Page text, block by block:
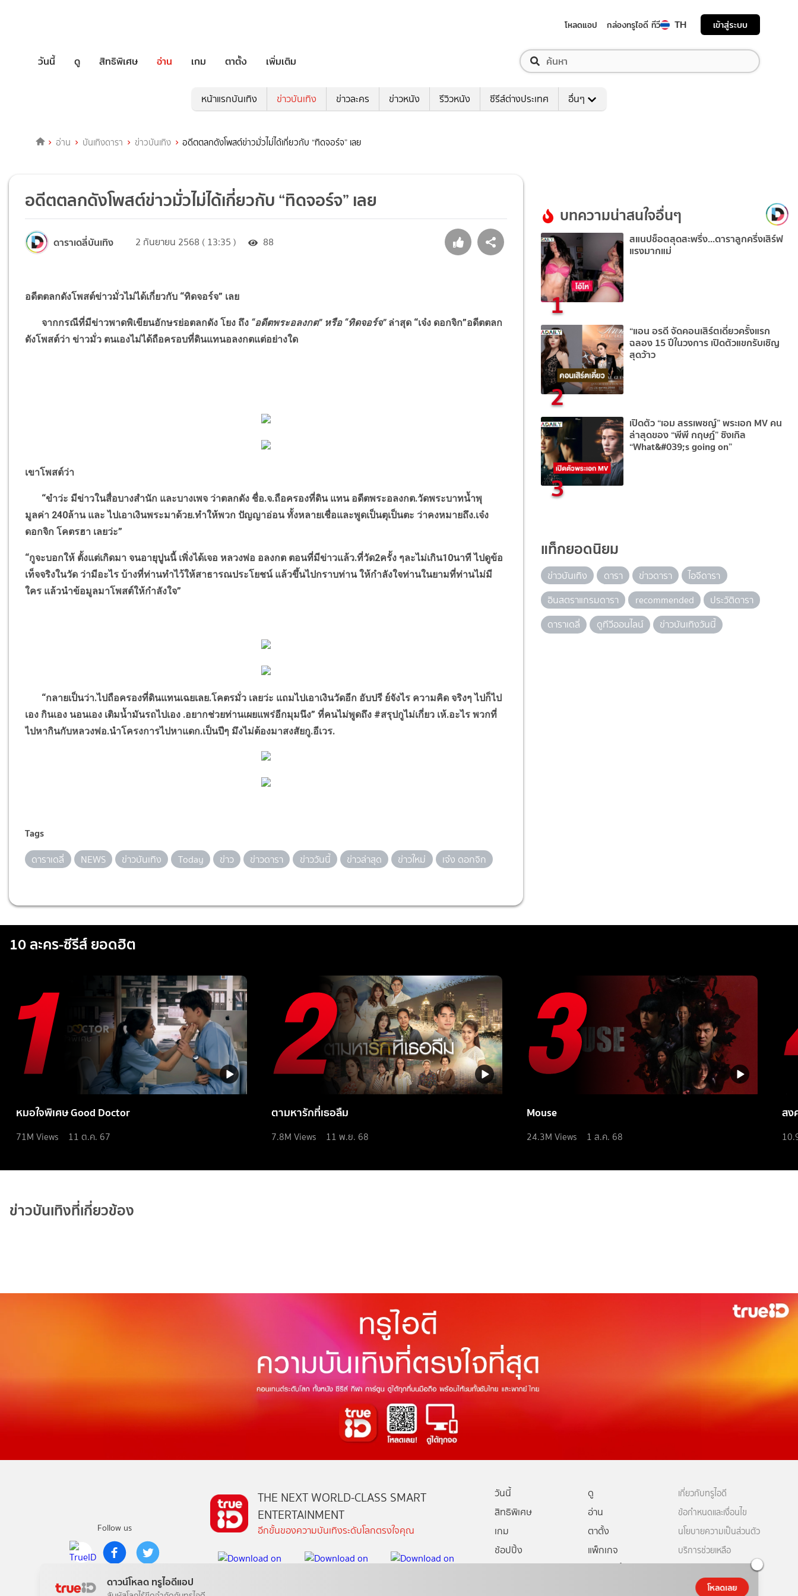
โหลดแอป กล่องทรูไอดี ทีวี TH เข้าสู่ระบบ
วันนี้ ดู สิทธิพิเศษ อ่าน เกม ตาตั้ง เพิ่มเติม
หน้าแรกบันเทิง ข่าวบันเทิง ข่าวละคร ข่าวหนัง รีวิวหนัง ซีรีส์ต่างประเทศ อื่นๆ
อ่าน บันเทิงดารา ข่าวบันเทิง อดีตตลกดังโพสต์ข่าวมั่วไม่ได้เกี่ยวกับ “ทิดจอร์จ” เลย
อดีตตลกดังโพสต์ข่าวมั่วไม่ได้เกี่ยวกับ “ทิดจอร์จ” เลย
ดาราเดลี่บันเทิง 2 กันยายน 2568 ( 13:35 ) 88
อดีตตลกดังโพสต์ข่าวมั่วไม่ได้เกี่ยวกับ “ทิดจอร์จ” เลย
จากกรณีที่มีข่าวพาดพิเขียนอักษรย่อตลกดัง โยง ถึง “อดีตพระอลงกต” หรือ “ทิดจอร์จ” ล่าสุด “เจ๋ง ดอกจิก”อดีตตลก
ดังโพสต์ว่า ข่าวมั่ว ตนเองไม่ได้ถือครอบที่ดินแทนอลงกตแต่อย่างใด
เขาโพสต์ว่า
“ขำว่ะ มีข่าวในสื่อบางสำนัก และบางเพจ ว่าตลกดัง ชื่อ.จ.ถือครองที่ดิน แทน อดีตพระอลงกต.วัดพระบาทน้ำพุ
มูลค่า 240ล้าน และ ไปเอาเงินพระมาด้วย.ทำให้พวก ปัญญาอ่อน ทั้งหลายเชื่อและพูดเป็นตุเป็นตะ ว่าคงหมายถึง.เจ๋ง
ดอกจิก โคตรฮา เลยว่ะ”
“กูจะบอกให้ ตั้งแต่เกิดมา จนอายุปูนนี้ เพิ่งได้เจอ หลวงพ่อ อลงกต ตอนที่มีข่าวแล้ว.ที่วัด2ครั้ง ๆละไม่เกิน10นาที ไปดูข้อ
เท็จจริงในวัด ว่ามีอะไร บ้างที่ท่านทำไว้ให้สาธารณประโยชน์ แล้วขึ้นไปกราบท่าน ให้กำลังใจท่านในยามที่ท่านไม่มี
ใคร แล้วนำข้อมูลมาโพสต์ให้กำลังใจ”
“กลายเป็นว่า.ไปถือครองที่ดินแทนเฉยเลย.โคตรมั่ว เลยว่ะ แถมไปเอาเงินวัดอีก อับปรี ย์จังไร ความคิด จริงๆ ไปก็ไป
เอง กินเอง นอนเอง เติมน้ำมันรถไปเอง .อยากช่วยท่านเผยแพร่อีกมุมนึง”ที่คนไม่พูดถึง #สรุปกูไม่เกี่ยว เห้.อะไร พวกที่
ไปหากินกับหลวงพ่อ.นำโครงการไปหาแดก.เป็นปีๆ มึงไม่ต้องมาสงสัยกู.อีเวร.
Tags
ดาราเดลี่ NEWS ข่าวบันเทิง Today ข่าว ข่าวดารา ข่าววันนี้ ข่าวล่าสุด ข่าวใหม่ เจ๋ง ดอกจิก
บทความน่าสนใจอื่นๆ
1
สแนปช็อตสุดสะพรึ่ง...ดาราลูกครึ่งเสิร์ฟ
แรงมากแม่
2
“แอน อรดี จัดคอนเสิร์ตเดี่ยวครั้งแรก
ฉลอง 15 ปีในวงการ เปิดตัวแขกรับเชิญ
สุดว้าว
3
เปิดตัว “เอม สรรเพชญ์” พระเอก MV คน
ล่าสุดของ “พีพี กฤษฏ์” ซิงเกิล
“What&#039;s going on”
แท็กยอดนิยม
ข่าวบันเทิง ดารา ข่าวดารา
ไอจีดารา
อินสตราแกรมดารา
recommended
ประวัติดารา
ดาราเดลี่
ดูทีวีออนไลน์ ข่าวบันเทิงวันนี้
10 ละคร-ซีรีส์ ยอดฮิต
หมอใจพิเศษ Good Doctor
71M Views 11 ต.ค. 67
ตามหารักที่เธอลืม
7.8M Views 11 พ.ย. 68
Mouse
24.3M Views 1 ส.ค. 68
สง
ข่าวบันเทิงที่เกี่ยวข้อง
ดาวน์โหลด ทรูไอดีแอป โหลดเลย
Follow us
Copyright © True Digital Group Company Limited.
All rights reserved
THE NEXT WORLD-CLASS SMART
ENTERTAINMENT
อีกขั้นของความบันเทิงระดับโลกตรงใจคุณ
วันนี้
ดู
สิทธิพิเศษ
อ่าน
เกม
ตาตั้ง
ช้อปปิ้ง
แพ็กเกจ
เกี่ยวกับทรูไอดี
ข้อกำหนดและเงื่อนไข
นโยบายความเป็นส่วนตัว
บริการช่วยเหลือ